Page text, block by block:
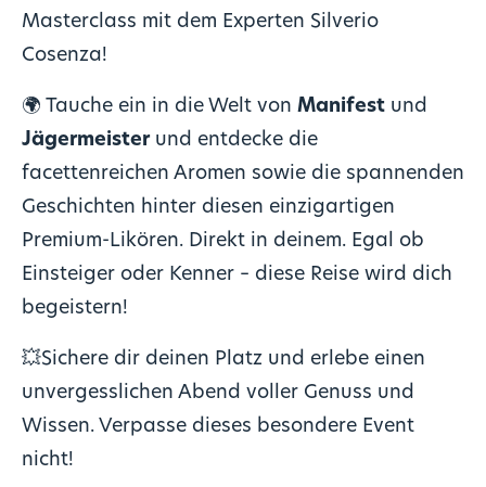
Masterclass mit dem Experten Silverio
Cosenza!
🌍 Tauche ein in die Welt von Manifestund
Jägermeisterund entdecke die
facettenreichen Aromen sowie die spannenden
Geschichten hinter diesen einzigartigen
Premium-Likören. Direkt in deinem. Egal ob
Einsteiger oder Kenner – diese Reise wird dich
begeistern!
💥Sichere dir deinen Platz und erlebe einen
unvergesslichen Abend voller Genuss und
Wissen. Verpasse dieses besondere Event
nicht!